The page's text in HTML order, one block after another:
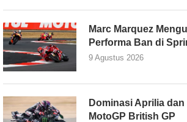
Marc Marquez
Performa Ban di
9 Agustus 2026
Dominasi Aprilia
MotoGP British GP